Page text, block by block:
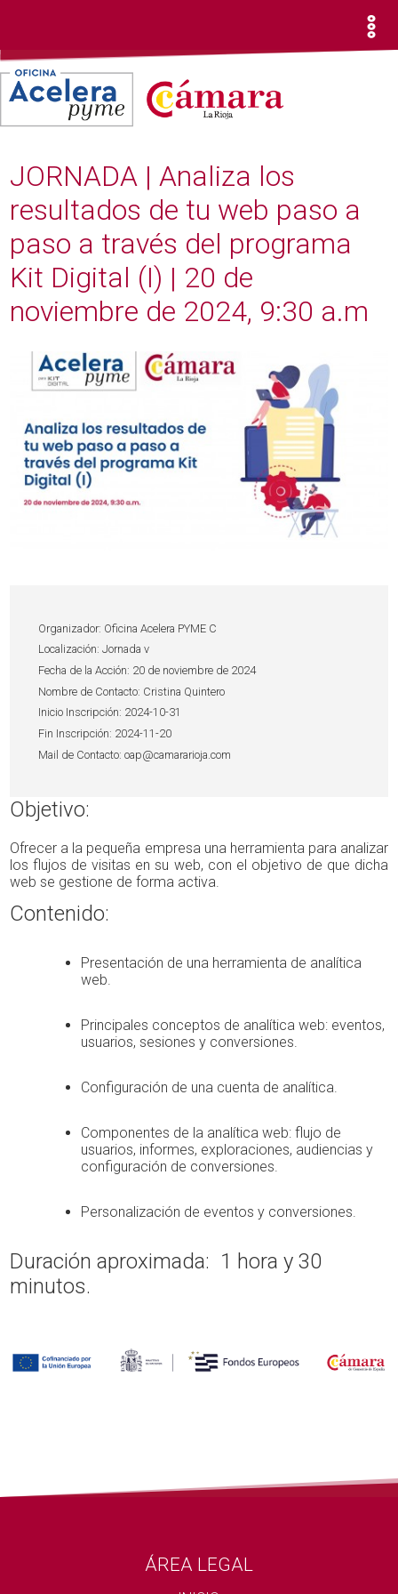
JORNADA | Analiza los
resultados de tu web paso a
paso a través del programa
Kit Digital (I) | 20 de
noviembre de 2024, 9:30 a.m
Organizador: Oficina Acelera PYME C
Localización: Jornada v
Fecha de la Acción: 20 de noviembre de 2024
Nombre de Contacto: Cristina Quintero
Inicio Inscripción: 2024-10-31
Fin Inscripción: 2024-11-20
Mail de Contacto: oap@camararioja.com
Objetivo:
Ofrecer a la pequeña empresa una herramienta para analizar
los flujos de visitas en su web, con el objetivo de que dicha
web se gestione de forma activa.
Contenido:
Presentación de una herramienta de analítica
web.
Principales conceptos de analítica web: eventos,
usuarios, sesiones y conversiones.
Configuración de una cuenta de analítica.
Componentes de la analítica web: flujo de
usuarios, informes, exploraciones, audiencias y
configuración de conversiones.
Personalización de eventos y conversiones.
Duración aproximada: 1 hora y 30
minutos.
ÁREA LEGAL